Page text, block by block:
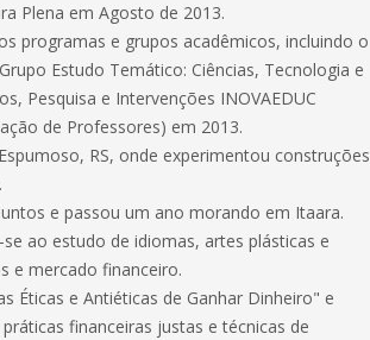
Plena em Agosto de 2013.
programas e grupos acadêmicos, incluindo o
Estudo Temático: Ciências, Tecnologia e
Pesquisa e Intervenções INOVAEDUC
de Professores) em 2013.
RS, onde experimentou construções
e passou um ano morando em Itaara.
ao estudo de idiomas, artes plásticas e
e mercado financeiro.
Éticas e Antiéticas de Ganhar Dinheiro" e
financeiras justas e técnicas de